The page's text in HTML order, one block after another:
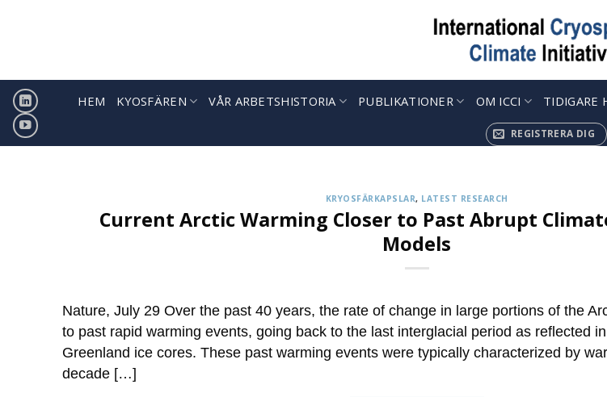
HEM KYOSFÄREN VÅR ARBETSHISTORIA PUBLIKATIONER OM ICCI TIDIGARE
REGISTRERA DIG
Sign up to Receive our Weekly
CONTINUE READING
KRYOSFÄRKAPSLAR, LATEST RESEARCH
Current Arctic Warming Closer to Past Abrupt
Models
Nature, July 29 Over the past 40 years, the rate of change in large portions of the
to past rapid warming events, going back to the last interglacial period as reflected
Greenland ice cores. These past warming events were typically characterized by
decade […]